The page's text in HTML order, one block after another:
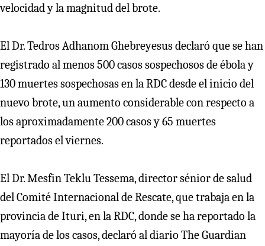
velocidad y la magnitud del brote.
El Dr. Tedros Adhanom Ghebreyesus declaró que se han
registrado al menos 500 casos sospechosos de ébola y
130 muertes sospechosas en la RDC desde el inicio del
nuevo brote, un aumento considerable con respecto a
los aproximadamente 200 casos y 65 muertes
reportados el viernes.
El Dr. Mesfin Teklu Tessema, director sénior de salud
del Comité Internacional de Rescate, que trabaja en la
provincia de Ituri, en la RDC, donde se ha reportado la
mayoría de los casos, declaró al diario The Guardian